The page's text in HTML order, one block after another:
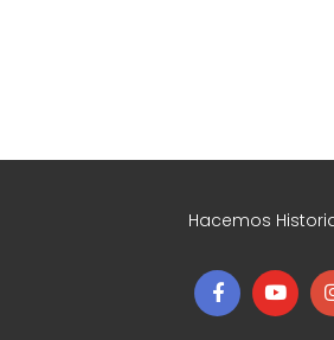
Hacemos